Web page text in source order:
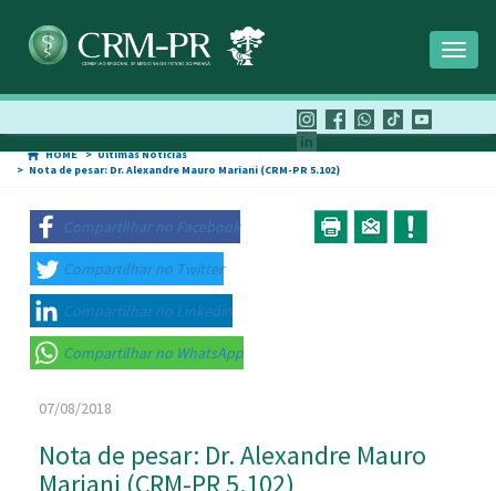
HOME
Últimas Notícias
Nota de pesar: Dr. Alexandre Mauro Mariani (CRM-PR 5.102)
Compartilhar no Facebook
Compartilhar no Twitter
Compartilhar no Linkedin
Compartilhar no WhatsApp
07/08/2018
Nota de pesar: Dr. Alexandre Mauro
Mariani (CRM-PR 5.102)